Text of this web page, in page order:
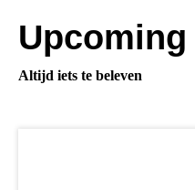
Altijd iets te beleven